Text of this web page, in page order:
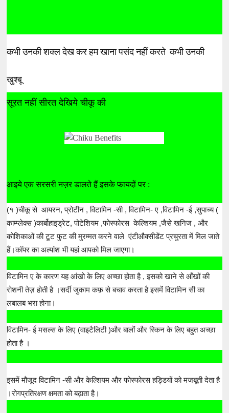
कभी उनकी शक्ल देख कर हम खाना पसंद नहीं करते कभी उनकी
खुश्बू
सूरत नहीं सीरत देखिये चीकू की
आइये एक सरसरी नज़र डालते हैं इसके फायदों पर :
(१ )चीकू से आयरन, प्रोटीन , विटामिन -सी , विटामिन- ए ,विटामिन -ई ,सुपाच्य (
काम्प्लेक्स )कार्बोहाइड्रेट, पोटेशियम ,फोस्फोरस केल्शियम ,जैसे खनिज , और
कोशिकाओं की टूट फुट की मुरम्मत करने वाले एंटीऔक्सीडेंट प्रचुरता में मिल जाते
हैं।कॉपर का अल्पांश भी यहां आपको मिल जाएगा।
विटामिन ए के कारण यह आंखो के लिए अच्छा होता है , इसको खाने से आँखों की
रोशनी तेज़ होती है ।सर्दी जुकाम कफ़ से बचाव करता है इसमें विटामिन सी का
लबालब भरा होना।
विटामिन- ई मसल्स के लिए (वाइटैलिटी )और बालों और स्किन के लिए बहुत अच्छा
होता है ।
इसमें मौजूद विटामिन -सी और केल्शियम और फोस्फोरस हड्डियों को मजबूती देता है
।रोगप्रतिरक्षण क्षमता को बढ़ाता है।